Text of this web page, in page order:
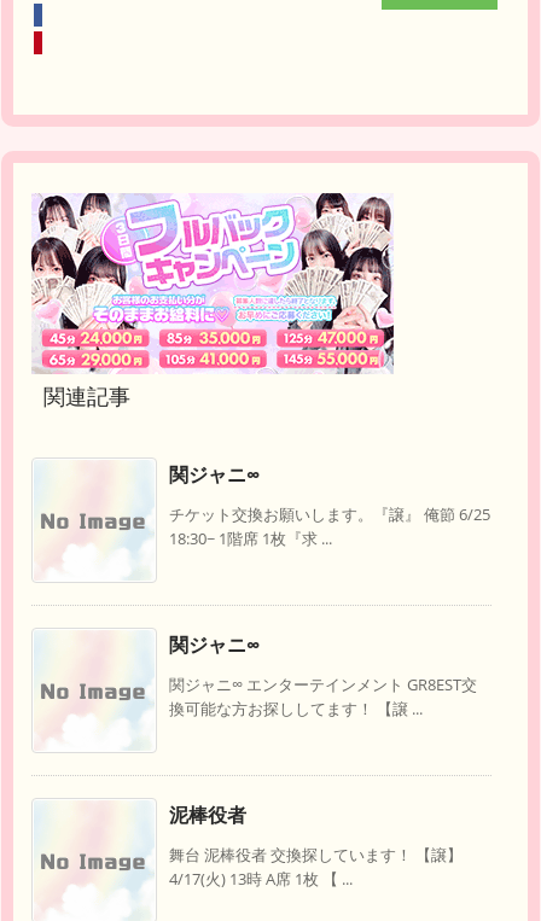
関連記事
関ジャニ∞
チケット交換お願いします。『譲』 俺節 6/25
18:30~ 1階席 1枚『求 ...
関ジャニ∞
関ジャニ∞ エンターテインメント GR8EST交
換可能な方お探ししてます！ 【譲 ...
泥棒役者
舞台 泥棒役者 交換探しています！ 【譲】
4/17(火) 13時 A席 1枚 【 ...